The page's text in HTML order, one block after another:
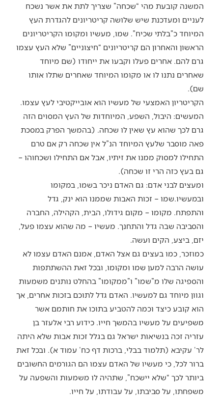
המשנה קובעת מהי “שכחה” שצריך לתת את אשר נשכח
לעניים ומעדכנת שיש שלושה קריטריונים להגדרת העץ
המיוחד כ”בלתי שכיח”. שמו, מעשיו ומקומו הקריטריונים
הראשון והאחרון הם קריטריונים “חיצוניים” שלא העץ עצמו
גרם להם. אחרים פעלו וקבעו את ייחודו (שם מיוחד
שאחרים נתנו לו או מקומו המיוחד שאחרים שתלו אותו
שם).
הקריטריון האמצעי של מעשיו הוא אובייקטיבי לעץ עצמו.
המעשים: היבול, השפע, המיוחדות של העץ המסוים הזה
גרם לכך שהוא עץ שאין לו שכחה. (בהמשך הפרק במסכת
פאה מוסבר שלעץ המיוחד הנ”ל אין שכחה רק אם טרם
התחילו למסוק ממנו את זיתיו, אבל אם התחילו ושכחוהו –
גם בעץ כזה הרי זו שכחה).
ומעצים לבני אדם: גם האדם ניכר בשמו, במקומו
ובמעשיו.שמו – זכות האבות שממנו הוא ינק, גדל
והתפתח. מקומו – מקום גידולו, הבית, הקהילה, החברה
והסביבה שבה גדל והתחנך. מעשיו – מה שהוא עצמו פעל,
יזם, ביצע, הקים ועשה.
כמוזכר, כמו בעצים גם אצל האדם, אמנם האדם עצמו לא
עושה הרבה למען שמו ומקומו, ובכל זאת ההשתתפות
והספיגה שלו מ”שמו” ו”ממקומו” בהחלט נותנים משמעות
וגוון מיוחד גם למעשיו. האדם גדל לתוכם בזכות אחרים, אך
הוא קובע כיצד וכמה להטביע בתוכו את חותמם אשר
משפיעים על מעשיו בהמשך חייו. כידוע רבי אלעזר בן
עזריה זכה בנשיאות ישראל גם בגלל זכות אבות שלא היתה
לר’ עקיבא (תלמוד בבלי, ברכות דף כח’ עמוד א). ובכל זאת
ברור לכל, כי מעשיו של האדם עצמו הם הגורמים החשובים
ביותר לכך “שלא יישכח”, שתהיה לו משמעות והשפעה על
משפחתו, על סביבתו, על עבודתו, על חייו.